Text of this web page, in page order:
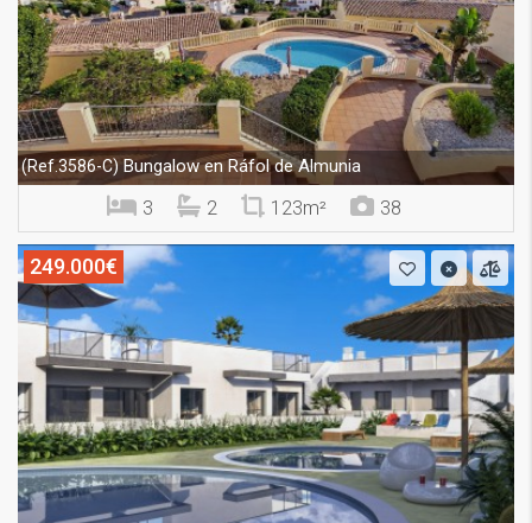
(Ref.3586-C)Bungalow en Ráfol de Almunia
3 2 123m² 38
249.000€